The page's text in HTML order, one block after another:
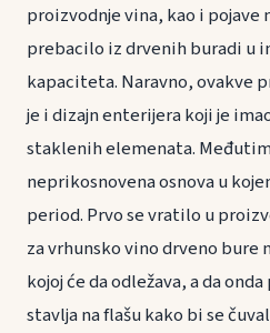
proizvodnje vina, kao i pojave
prebacilo iz drvenih buradi u
kapaciteta. Naravno, ovakve
je i dizajn enterijera koji je
staklenih elemenata.
neprikosnovena osnova u
period. Prvo se vratilo u
za vrhunsko vino drveno bure
kojoj će da odležava, a da
stavlja na flašu kako bi se